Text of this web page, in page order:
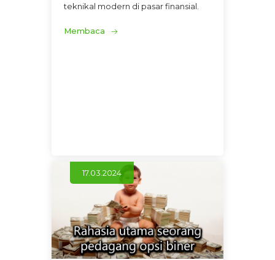
teknikal modern di pasar finansial.
Membaca
17.03.2024